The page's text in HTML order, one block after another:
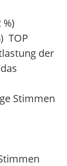
TOP
der
Stimmen